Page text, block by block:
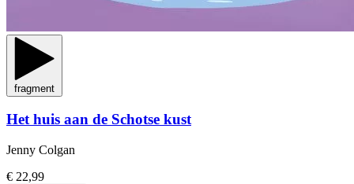
fragment
Het huis aan de Schotse kust
Jenny Colgan
€ 22,99